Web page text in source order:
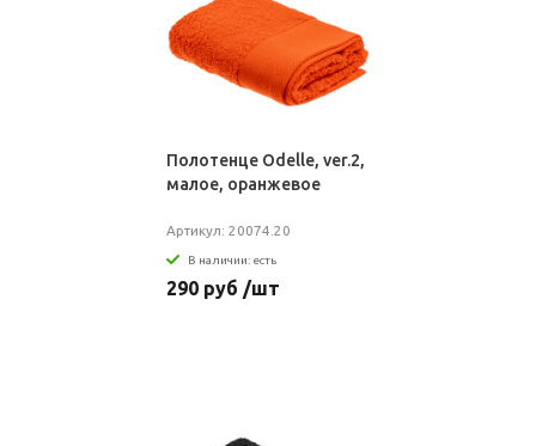
Полотенце Odelle, ver.2,
малое, оранжевое
Артикул: 20074.20
В наличии: есть
290 руб /шт